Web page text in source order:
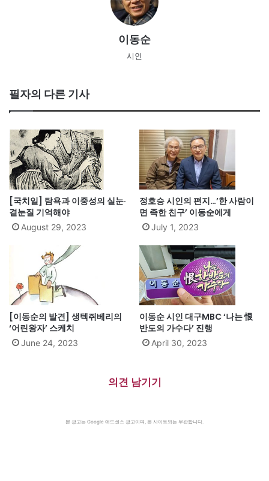
이동순
시인
필자의 다른 기사
[국치일] 탐욕과 이중성의 실눈·
곁눈질 기억해야
August 29, 2023
정호승 시인의 편지…’한 사람이
면 족한 친구’ 이동순에게
July 1, 2023
[이동순의 발견] 생텍쥐베리의
‘어린왕자’ 스케치
June 24, 2023
이동순 시인 대구MBC ‘나는 恨
반도의 가수다’ 진행
April 30, 2023
의견 남기기
본 광고는 Google 애드센스 광고이며, 본 사이트와는 무관합니다.